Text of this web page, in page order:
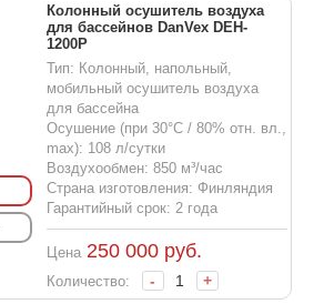
Колонный осушитель воздуха
для бассейнов DanVex DEH-
1200P
Тип: Колонный, напольный,
мобильный осушитель воздуха
для бассейна
Осушение (при 30°С / 80% отн. вл.,
max): 108 л/сутки
Воздухообмен: 850 м³/час
Страна изготовления: Финляндия
Гарантийный срок: 2 года
Цена 250 000руб.
Количество: - +